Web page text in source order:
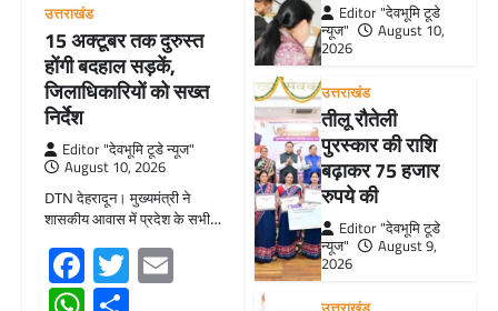
उत्तराखंड
15 अक्टूबर तक दुरुस्त
होंगी बदहाल सड़कें,
जिलाधिकारियों को सख्त
निर्देश
Editor "देवभूमि टूडे न्यूज"
August 10, 2026
DTN देहरादून। मुख्यमंत्री ने
शासकीय आवास में प्रदेश के सभी…
Facebook
TwitterEmail
Editor "देवभूमि टूडे
न्यूज"
August 10,
2026
उत्तराखंड
तीलू रौतेली
पुरस्कार की राशि
बढ़ाकर 75 हजार
रुपये की
Editor "देवभूमि टूडे
न्यूज"
August 9,
2026